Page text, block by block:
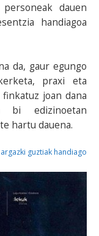
dauen
handiagoa
da, gaur egungo
praxi eta
joan dana
bi edizinoetan
hartu dauena.
guztiak handiago